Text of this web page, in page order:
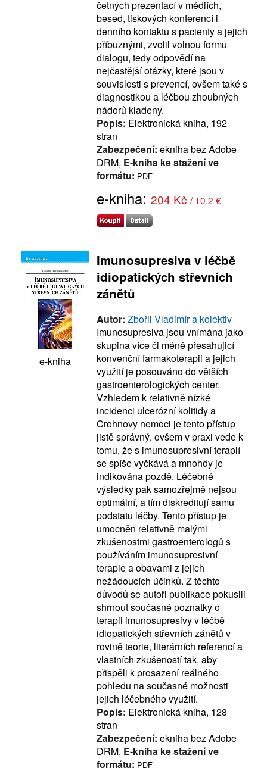
četných prezentací v médiích,
besed, tiskových konferencí i
denního kontaktu s pacienty a jejich
příbuznými, zvolil volnou formu
dialogu, tedy odpovědí na
nejčastější otázky, které jsou v
souvislosti s prevencí, ovšem také s
diagnostikou a léčbou zhoubných
nádorů kladeny.
Popis: Elektronická kniha, 192
stran
Zabezpečení: ekniha bez Adobe
DRM, E-kniha ke stažení ve
formátu: PDF
e-kniha: 204 Kč / 10.2 €
e-kniha
Imunosupresiva v léčbě
idiopatických střevních
zánětů
Autor: Zbořil Vladimír a kolektiv
Imunosupresiva jsou vnímána jako
skupina více či méně přesahujicí
konvenční farmakoterapii a jejich
využití je posouváno do větších
gastroenterologických center.
Vzhledem k relativně nízké
incidenci ulcerózní kolitidy a
Crohnovy nemoci je tento přístup
jistě správný, ovšem v praxi vede k
tomu, že s imunosupresivní terapií
se spíše vyčkává a mnohdy je
indikována pozdě. Léčebné
výsledky pak samozřejmě nejsou
optimální, a tím diskreditují samu
podstatu léčby. Tento přístup je
umocněn relativně malými
zkušenostmi gastroenterologů s
používáním imunosupresivní
terapie a obavami z jejich
nežádoucích účinků. Z těchto
důvodů se autoři publikace pokusili
shrnout současné poznatky o
terapii imunosupresivy v léčbě
idiopatických střevních zánětů v
rovině teorie, literárních referencí a
vlastních zkušeností tak, aby
přispěli k prosazení reálného
pohledu na současné možnosti
jejich léčebného využití.
Popis: Elektronická kniha, 128
stran
Zabezpečení: ekniha bez Adobe
DRM, E-kniha ke stažení ve
formátu: PDF